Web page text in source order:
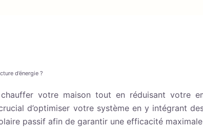
d’énergie ?
votre maison tout en réduisant votre
d’optimiser votre système en y intégrant
passif afin de garantir une efficacité